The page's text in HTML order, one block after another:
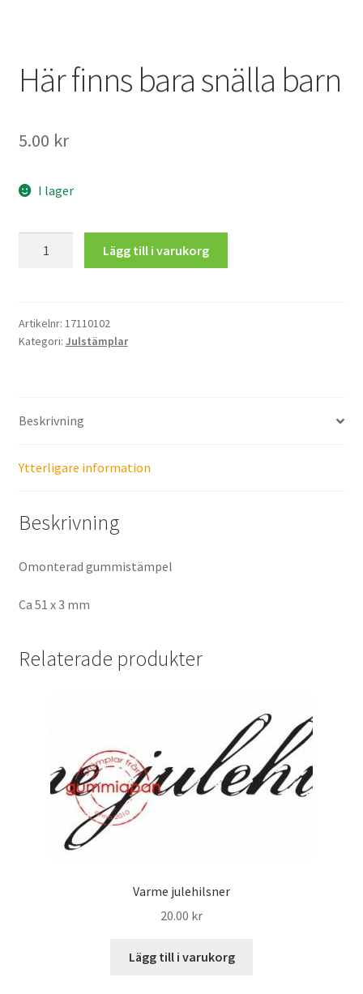
Här finns bara snälla barn
5.00 kr
I lager
barn
mängd
Lägg till i varukorg
Artikelnr: 17110102
Kategori: Julstämplar
Beskrivning
Ytterligare information
Beskrivning
Omonterad gummistämpel
Ca 51 x 3 mm
Relaterade produkter
Varme julehilsner
20.00 kr
Lägg till i varukorg